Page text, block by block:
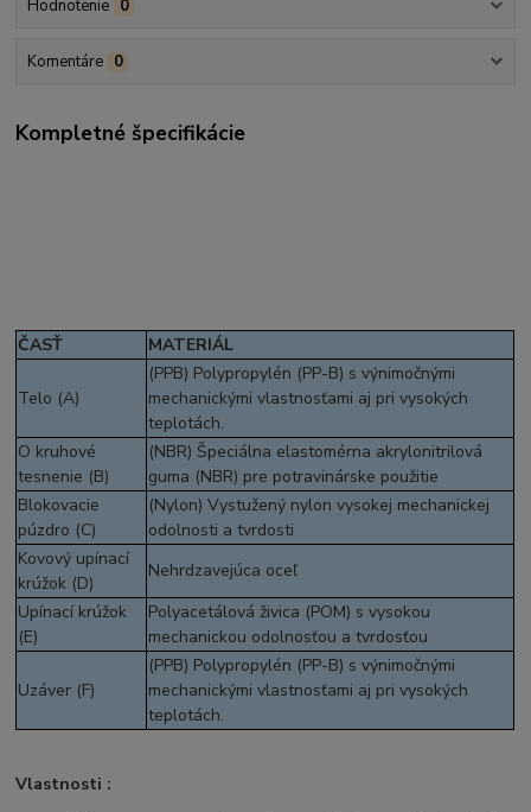
Hodnotenie 0
Komentáre 0
Kompletné špecifikácie
ČASŤ MATERIÁL
Telo (A)
(PPB) Polypropylén (PP-B) s výnimočnými
mechanickými vlastnosťami aj pri vysokých
teplotách.
O kruhové
tesnenie (B)
(NBR) Špeciálna elastomérna akrylonitrilová
guma (NBR) pre potravinárske použitie
Blokovacie
púzdro (C)
(Nylon) Vystužený nylon vysokej mechanickej
odolnosti a tvrdosti
Kovový upínací
krúžok (D)
Nehrdzavejúca oceľ
Upínací krúžok
(E)
Polyacetálová živica (POM) s vysokou
mechanickou odolnosťou a tvrdosťou
Uzáver (F)
(PPB) Polypropylén (PP-B) s výnimočnými
mechanickými vlastnosťami aj pri vysokých
teplotách.
Vlastnosti :